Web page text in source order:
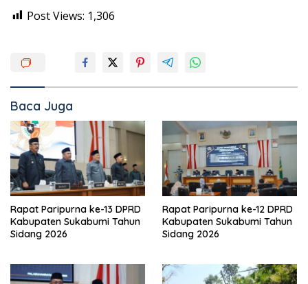
Post Views: 1,306
Baca Juga
Rapat Paripurna ke-13 DPRD
Kabupaten Sukabumi Tahun
Sidang 2026
Rapat Paripurna ke-12 DPRD
Kabupaten Sukabumi Tahun
Sidang 2026